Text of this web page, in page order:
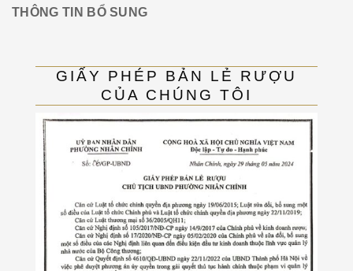
THÔNG TIN BỔ SUNG
GIẤY PHÉP BẢN LẺ RƯỢU
CỦA CHÚNG TÔI